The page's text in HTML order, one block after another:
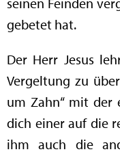
gebetet hat.
Der Herr Jesus
Vergeltung zu
um Zahn“ mit der
dich einer auf die
ihm auch die